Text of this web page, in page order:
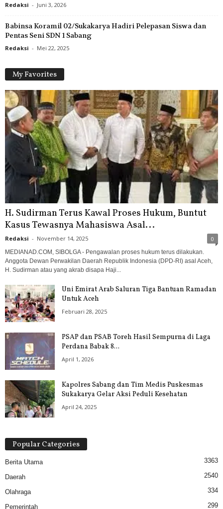
Redaksi - Juni 3, 2026
Babinsa Koramil 02/Sukakarya Hadiri Pelepasan Siswa dan
Pentas Seni SDN 1 Sabang
Redaksi - Mei 22, 2025
My Favorites
H. Sudirman Terus Kawal Proses Hukum, Buntut
Kasus Tewasnya Mahasiswa Asal...
Redaksi - November 14, 2025 0
MEDIANAD.COM, SIBOLGA - Pengawalan proses hukum terus dilakukan.
Anggota Dewan Perwakilan Daerah Republik Indonesia (DPD-RI) asal Aceh,
H. Sudirman atau yang akrab disapa Haji...
Uni Emirat Arab Saluran Tiga Bantuan Ramadan
Untuk Aceh
Februari 28, 2025
PSAP dan PSAB Toreh Hasil Sempurna di Laga
Perdana Babak 8...
April 1, 2026
Kapolres Sabang dan Tim Medis Puskesmas
Sukakarya Gelar Aksi Peduli Kesehatan
April 24, 2025
Popular Categories
Berita Utama 3363
Daerah 2540
Olahraga 334
Pemerintah 299